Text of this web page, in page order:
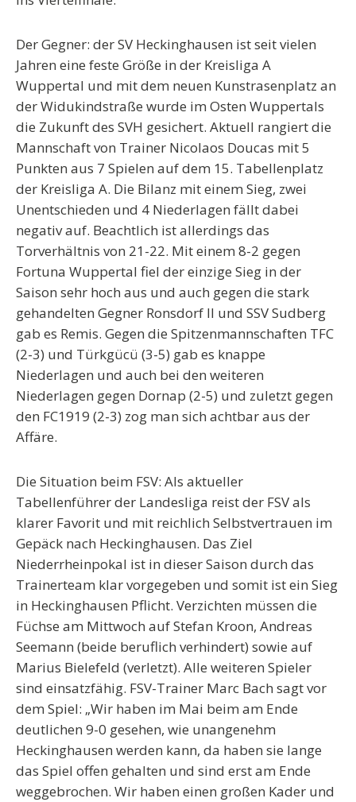
Der Gegner: der SV Heckinghausen ist seit vielen
Jahren eine feste Größe in der Kreisliga A
Wuppertal und mit dem neuen Kunstrasenplatz an
der Widukindstraße wurde im Osten Wuppertals
die Zukunft des SVH gesichert. Aktuell rangiert die
Mannschaft von Trainer Nicolaos Doucas mit 5
Punkten aus 7 Spielen auf dem 15. Tabellenplatz
der Kreisliga A. Die Bilanz mit einem Sieg, zwei
Unentschieden und 4 Niederlagen fällt dabei
negativ auf. Beachtlich ist allerdings das
Torverhältnis von 21-22. Mit einem 8-2 gegen
Fortuna Wuppertal fiel der einzige Sieg in der
Saison sehr hoch aus und auch gegen die stark
gehandelten Gegner Ronsdorf II und SSV Sudberg
gab es Remis. Gegen die Spitzenmannschaften TFC
(2-3) und Türkgücü (3-5) gab es knappe
Niederlagen und auch bei den weiteren
Niederlagen gegen Dornap (2-5) und zuletzt gegen
den FC1919 (2-3) zog man sich achtbar aus der
Affäre.
Die Situation beim FSV: Als aktueller
Tabellenführer der Landesliga reist der FSV als
klarer Favorit und mit reichlich Selbstvertrauen im
Gepäck nach Heckinghausen. Das Ziel
Niederrheinpokal ist in dieser Saison durch das
Trainerteam klar vorgegeben und somit ist ein Sieg
in Heckinghausen Pflicht. Verzichten müssen die
Füchse am Mittwoch auf Stefan Kroon, Andreas
Seemann (beide beruflich verhindert) sowie auf
Marius Bielefeld (verletzt). Alle weiteren Spieler
sind einsatzfähig. FSV-Trainer Marc Bach sagt vor
dem Spiel: „Wir haben im Mai beim am Ende
deutlichen 9-0 gesehen, wie unangenehm
Heckinghausen werden kann, da haben sie lange
das Spiel offen gehalten und sind erst am Ende
weggebrochen. Wir haben einen großen Kader und